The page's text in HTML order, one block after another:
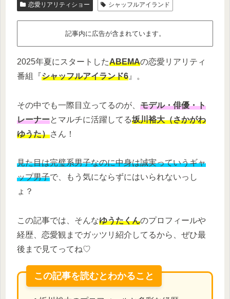
恋愛リアリティショー シャッフルアイランド
記事内に広告が含まれています。
2025年夏にスタートしたABEMAの恋愛リアリティ
番組『シャッフルアイランド6 』。
その中でも一際目立ってるのが、 モデル・俳優・ト
レーナーとマルチに活躍してる坂川裕大（さかがわ
ゆうた）さん！
見た目は完璧系男子なのに中身は誠実っていうギャ
ップ男子で、もう気にならずにはいられないっし
ょ？
この記事では、そんなゆうたくんのプロフィールや
経歴、恋愛観までガッツリ紹介してるから、ぜひ最
後まで見てってね♡
この記事を読むとわかること